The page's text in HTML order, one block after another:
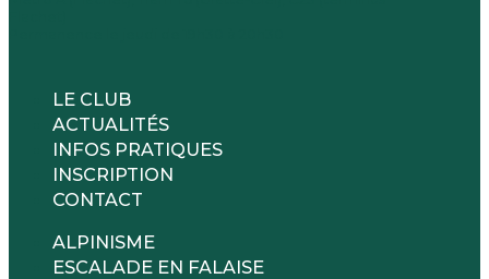
LE CLUB
ACTUALITÉS
INFOS PRATIQUES
INSCRIPTION
CONTACT
ALPINISME
ESCALADE EN FALAISE